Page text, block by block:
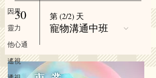
因果
靈力
他心通
遙視
30 第 (2/2) 天
寵物溝通中班